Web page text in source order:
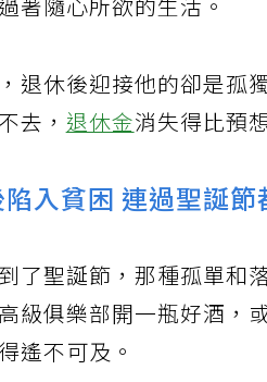
著隨心所欲的生活。
退休後迎接他的卻是孤
去，退休金消失得比預
入貧困 連過聖誕節
了聖誕節，那種孤單和
級俱樂部開一瓶好酒，
遙不可及。